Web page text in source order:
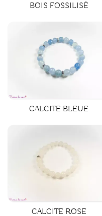
BOIS FOSSILISÉ
CALCITE BLEUE
CALCITE ROSE